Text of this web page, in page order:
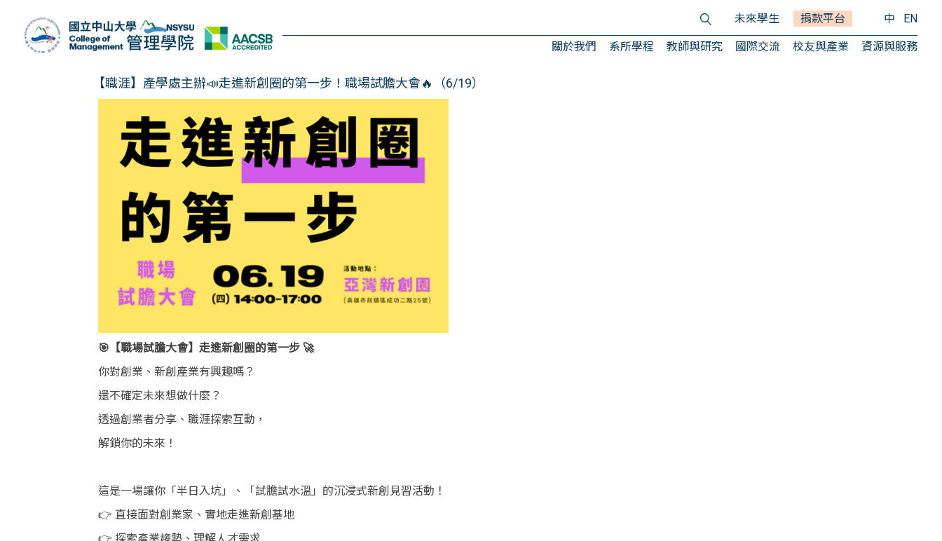
關於我們 系所學程 教師與研究 國際交流 校友與產業 資源與服務
未來學生 捐款平台 中 EN
【職涯】產學處主辦📣走進新創圈的第一步！職場試膽大會🔥（6/19）
🎯【職場試膽大會】走進新創圈的第一步 🚀
你對創業、新創產業有興趣嗎？
還不確定未來想做什麼？
透過創業者分享、職涯探索互動，
解鎖你的未來！
這是一場讓你「半日入坑」、「試膽試水溫」的沉浸式新創見習活動！
👉 直接面對創業家、實地走進新創基地